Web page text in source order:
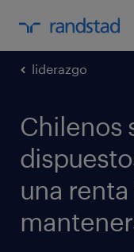
liderazgo
Chilenos
una